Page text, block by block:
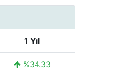
1 Yıl
%34.33